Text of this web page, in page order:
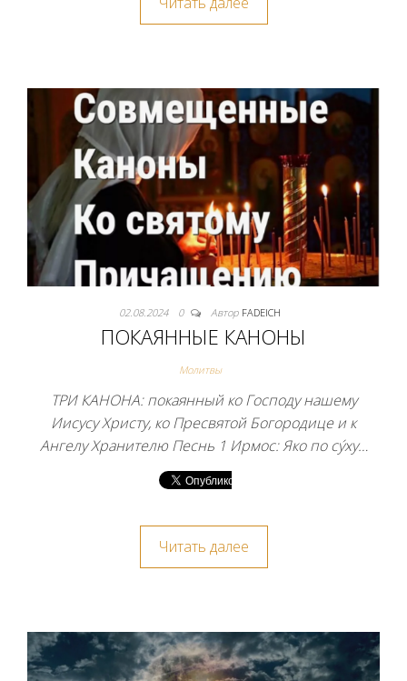
02.08.2024 0 Автор FADEICH
ПОКАЯННЫЕ КАНОНЫ
Молитвы
ТРИ КАНОНА: покаянный ко Господу нашему
Иисусу Христу, ко Пресвятой Богородице и к
Ангелу Хранителю Песнь 1 Ирмос: Яко по су́ху…
Читать далее